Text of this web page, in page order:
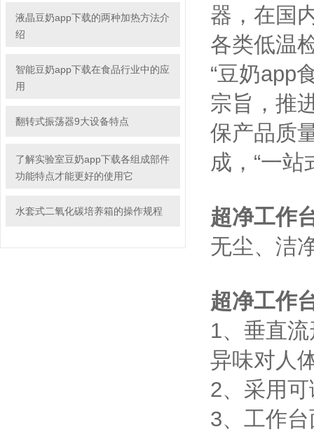
液晶豆奶app下载的两种加热方法介
绍
智能豆奶app下载在食品行业中的应
用
翻转式振荡器9大设备特点
了解实验室豆奶app下载各组成部件
功能特点才能更好的使用它
水套式二氧化碳培养箱的操作规程
器，在国
各类低温检
“豆奶app食
宗旨，
保产品质量
成，“一站
超净工作
无尘、
超净工作
1、垂直
异味对人体
2、采用
3、工作